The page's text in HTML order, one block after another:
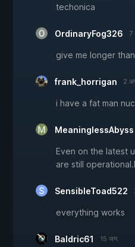
techonica
OrdinaryFog326 7
give me longer
frank_horrigan 2
i have a fat man
MeaninglessAbyss
Even on the latest
are still
SensibleToad522
everything works
Baldric61 15 जन.